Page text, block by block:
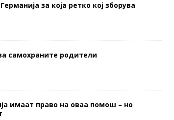
за која ретко кој зборува
самохраните родители
имаат право на оваа помош – но